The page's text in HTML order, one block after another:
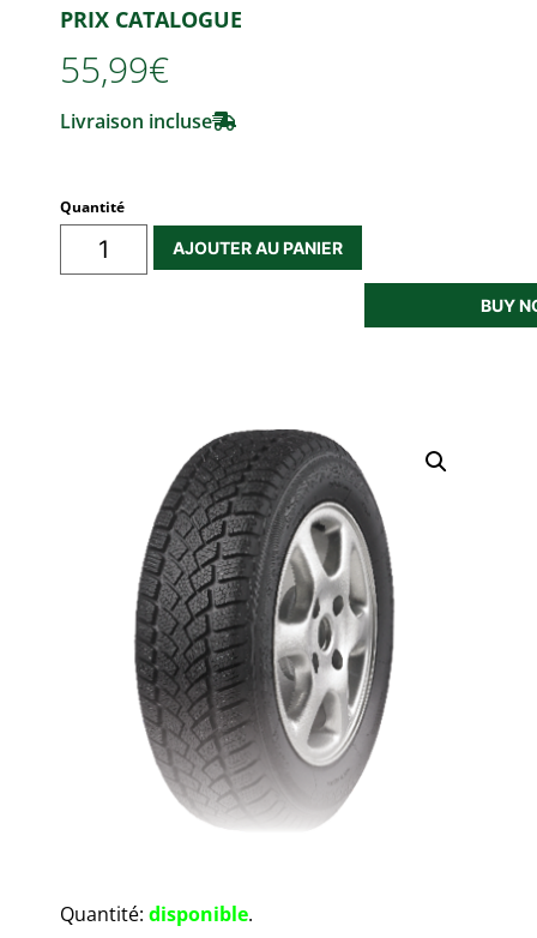
PRIX CATALOGUE
55,99€
Livraison incluse
Quantité
AJOUTER AU PANIER
BUY
Quantité: disponible.